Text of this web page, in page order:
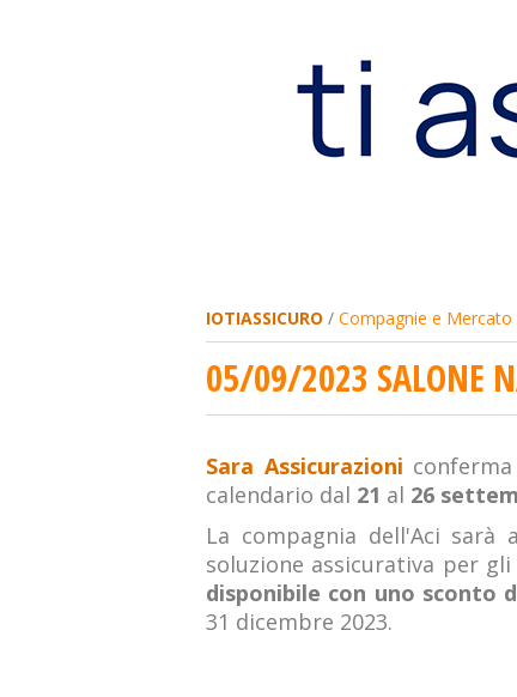
IOTIASSICURO / Compagnie e Mercato
05/09/2023 SALONE
Sara Assicurazioni
calendario dal 21 al 26
La compagnia dell'Aci sarà
soluzione assicurativa per
disponibile con uno sconto
31 dicembre 2023.